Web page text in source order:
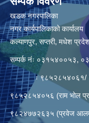
खडक नगरपालिका
नगर कार्यपालिकाको कार्यालय
कल्याणपुर, सप्तरी, मधेश
सम्पर्क नंः ०३१५४००५३,
ः ९८५२८५४०६१/
९८५२८५४०५६ (राम भोल
९८२४७७२६३५ (प्रवेज